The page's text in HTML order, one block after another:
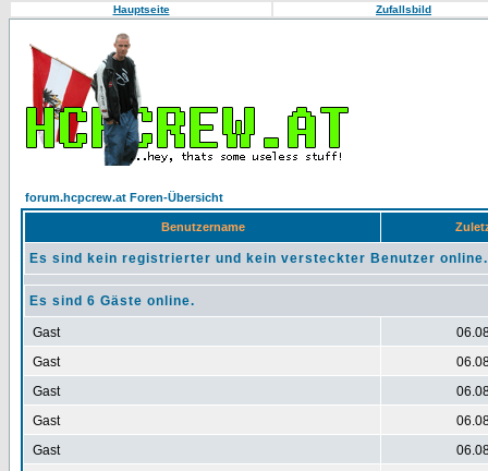
Hauptseite Zufallsbild
forum.hcpcrew.at Foren-Übersicht
Benutzername
Es sind kein registrierter und kein versteckter Benutzer online.
Es sind 6 Gäste online.
Gast
Gast
Gast
Gast
Gast